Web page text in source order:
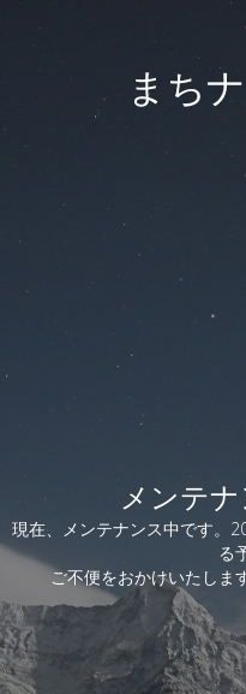
まち
メンテナ
現在、メンテナンス中です。
る
ご不便をおかけいたしま